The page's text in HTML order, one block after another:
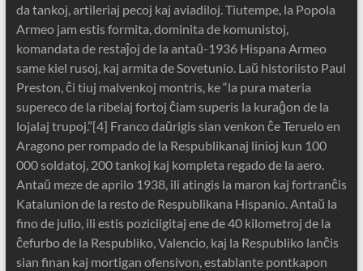
da tankoj, artileriaj pecoj kaj aviadiloj. Tiutempe, la Popola
Armeo jam estis formita, dominita de komunistoj,
komandata de restaĵoj de la antaŭ-1936 Hispana Armeo
same kiel rusoj, kaj armita de Sovetunio. Laŭ historiisto Paul
Preston, ĉi tiuj malvenkoj montris, ke “la pura materia
supereco de la ribelaj fortoj ĉiam superis la kuraĝon de la
lojalaj trupoj.”[4] Franco daŭrigis sian venkon ĉe Teruelo en
Aragono per rompado de la Respublikanaj linioj kun 100
000 soldatoj, 200 tankoj kaj kompleta regado de la aero.
Antaŭ meze de aprilo 1938, ili atingis la maron kaj fortranĉis
Katalunion de la resto de Respublikana Hispanio. Antaŭ la
fino de julio, ili estis poziciigitaj ene de 40 kilometroj de la
ĉefurbo de la Respubliko, Valencio, kaj la Respubliko lanĉis
sian finan kaj mortigan ofensivon, establante pontkapon